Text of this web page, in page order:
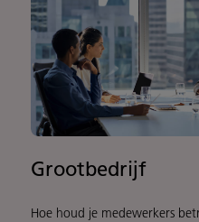
Grootbedrijf
Hoe houd je medewerkers